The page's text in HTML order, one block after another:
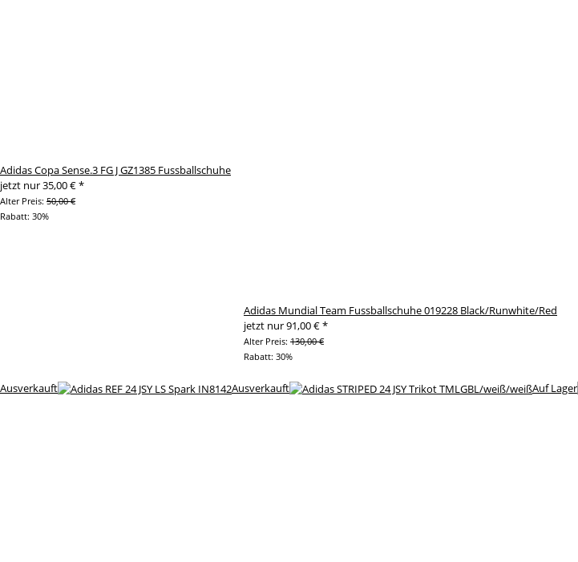
Adidas Copa Sense.3 FG J GZ1385 Fussballschuhe
jetzt nur35,00 €*
Alter Preis: 50,00 €
Rabatt: 30%
Adidas Mundial Team Fussballschuhe 019228 Black/Runwhite/Red
jetzt nur91,00 €*
Alter Preis: 130,00 €
Rabatt: 30%
Ausverkauft Ausverkauft Auf Lager